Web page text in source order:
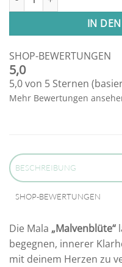
IN
SHOP-BEWERTUNGEN
5,0
5,0 von 5 Sternen
Mehr Bewertungen
BESCHREIBUNG
SHOP-BEWERTUNGEN
Die Mala „Malvenblüte“
begegnen, innerer
mit deinem Herzen zu